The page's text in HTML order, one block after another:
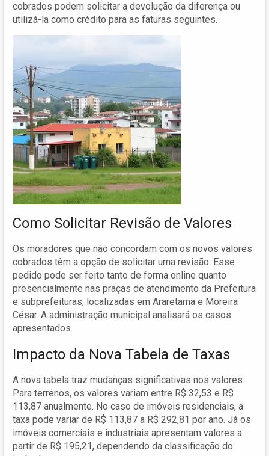
cobrados podem solicitar a devolução da diferença ou
utilizá-la como crédito para as faturas seguintes.
Como Solicitar Revisão de Valores
Os moradores que não concordam com os novos valores
cobrados têm a opção de solicitar uma revisão. Esse
pedido pode ser feito tanto de forma online quanto
presencialmente nas praças de atendimento da Prefeitura
e subprefeituras, localizadas em Araretama e Moreira
César. A administração municipal analisará os casos
apresentados.
Impacto da Nova Tabela de Taxas
A nova tabela traz mudanças significativas nos valores.
Para terrenos, os valores variam entre R$ 32,53 e R$
113,87 anualmente. No caso de imóveis residenciais, a
taxa pode variar de R$ 113,87 a R$ 292,81 por ano. Já os
imóveis comerciais e industriais apresentam valores a
partir de R$ 195,21, dependendo da classificação do